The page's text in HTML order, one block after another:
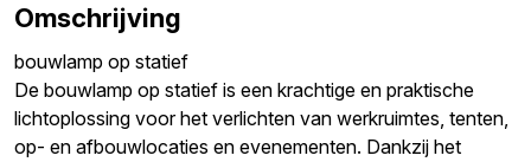
Omschrijving
bouwlamp op statief
De bouwlamp op statief is een krachtige en praktische
lichtoplossing voor het verlichten van werkruimtes, tenten,
op- en afbouwlocaties en evenementen. Dankzij het